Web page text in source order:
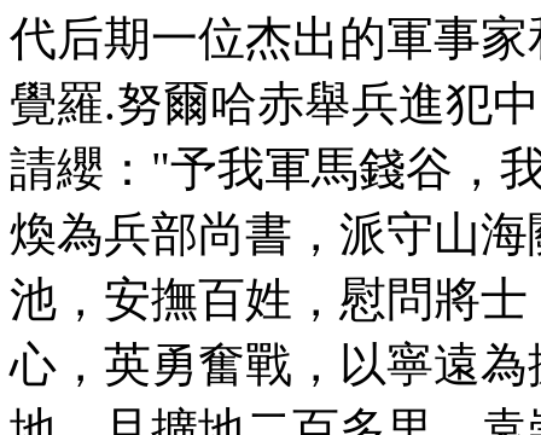
代后期一位杰出的軍事
覺羅.努爾哈赤舉兵進犯
請纓："予我軍馬錢谷，
煥為兵部尚書，派守山
池，安撫百姓，慰問將
心，英勇奮戰，以寧遠